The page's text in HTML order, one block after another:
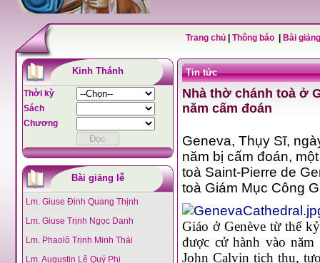
Trang chủ Thông báo Bài
Kinh Thánh
Thời kỳ
Sách
Chương
Bài giảng lễ
Lm. Giuse Đinh Quang Thịnh
Lm. Giuse Trịnh Ngọc Danh
Lm. Phaolô Trịnh Minh Thái
Lm. Augustin Lê Quý Phi
Tin tức
Nhà thờ chánh toà ở
năm cấm đoán
Geneva, Thụy Sĩ,
năm bị cấm đoán,
toà Saint-Pierre de
toà Giám Mục Công
Giáo ở Genève từ thế
được cử hành vào
John Calvin tịch thu,